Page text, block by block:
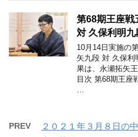
第68期王座戦
対 久保利明九
10月14日実施の
矢九段 対 久保利
果は、永瀬拓矢
目次 第68期王座
…
PREV
２０２１年３月８日の